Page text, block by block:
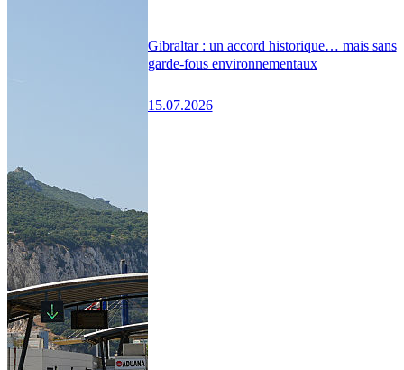
Gibraltar : un accord historique… mais sans
garde-fous environnementaux
15.07.2026